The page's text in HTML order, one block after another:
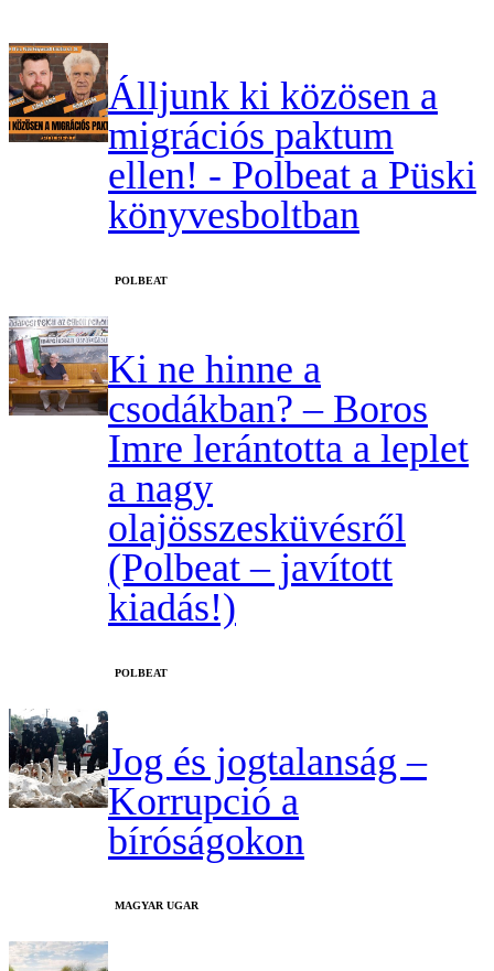
Álljunk ki közösen a
migrációs paktum
ellen! - Polbeat a Püski
könyvesboltban
‎POLBEAT
Ki ne hinne a
csodákban? – Boros
Imre lerántotta a leplet
a nagy
olajösszesküvésről
(Polbeat – javított
kiadás!)
‎POLBEAT
Jog és jogtalanság –
Korrupció a
bíróságokon
MAGYAR UGAR